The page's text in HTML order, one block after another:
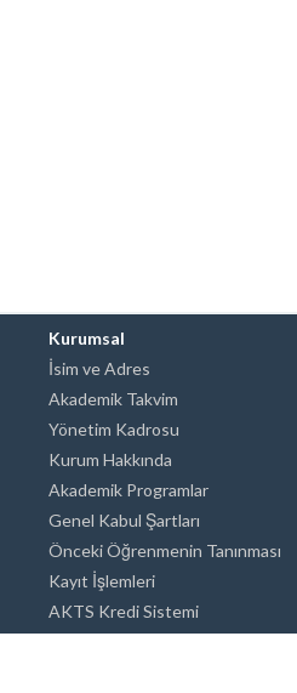
Kurumsal
İsim ve Adres
Akademik Takvim
Yönetim Kadrosu
Kurum Hakkında
Akademik Programlar
Genel Kabul Şartları
Önceki Öğrenmenin Tanınması
Kayıt İşlemleri
AKTS Kredi Sistemi